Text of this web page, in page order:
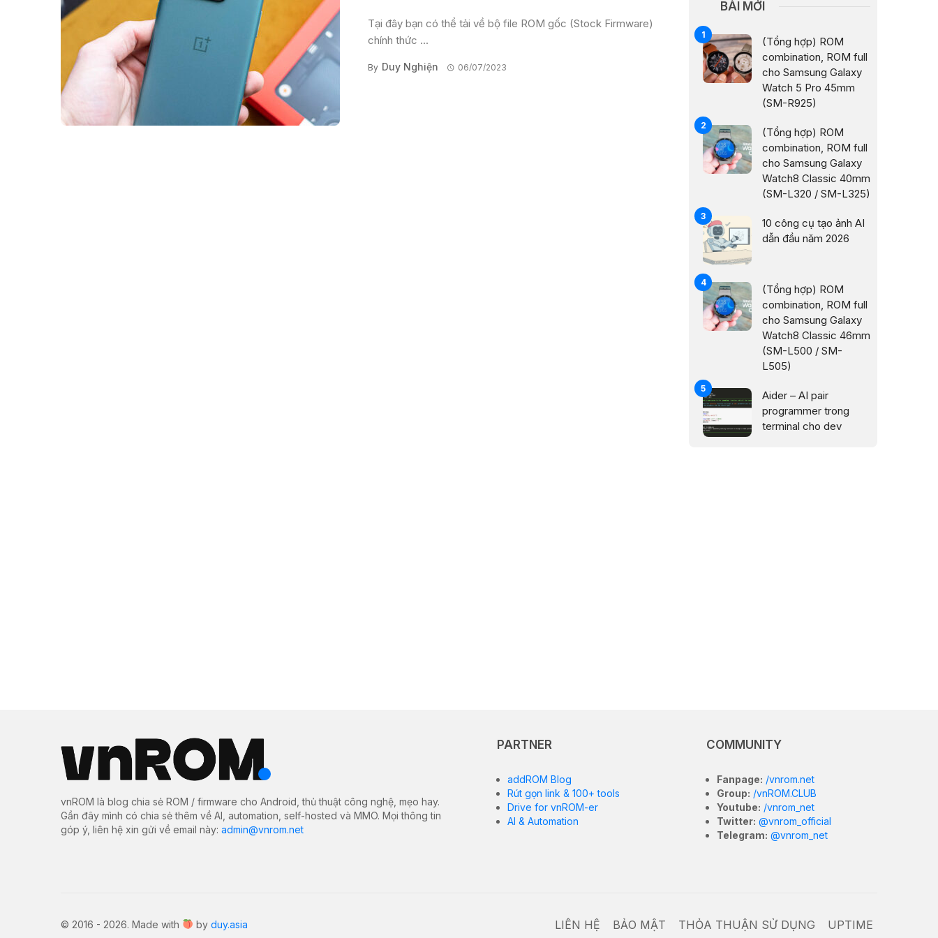
Tại đây bạn có thể tải về bộ file ROM gốc (Stock Firmware)
chính thức ...
By Duy Nghiện 06/07/2023
BÀI MỚI
(Tổng hợp) ROM
combination, ROM full
cho Samsung Galaxy
Watch 5 Pro 45mm
(SM-R925)
(Tổng hợp) ROM
combination, ROM full
cho Samsung Galaxy
Watch8 Classic 40mm
(SM-L320 / SM-L325)
10 công cụ tạo ảnh AI
dẫn đầu năm 2026
(Tổng hợp) ROM
combination, ROM full
cho Samsung Galaxy
Watch8 Classic 46mm
(SM-L500 / SM-
L505)
Aider – AI pair
programmer trong
terminal cho dev
vnROM là blog chia sẻ ROM / firmware cho Android, thủ thuật công nghệ, mẹo hay.
Gần đây mình có chia sẻ thêm về AI, automation, self-hosted và MMO. Mọi thông tin
góp ý, liên hệ xin gửi về email này: admin@vnrom.net
PARTNER
addROM Blog
Rút gọn link & 100+ tools
Drive for vnROM-er
AI & Automation
COMMUNITY
Fanpage: /vnrom.net
Group: /vnROM.CLUB
Youtube: /vnrom_net
Twitter: @vnrom_official
Telegram: @vnrom_net
© 2016 - 2026. Made with by duy.asia LIÊN HỆ BẢO MẬT THỎA THUẬN SỬ DỤNG UPTIME